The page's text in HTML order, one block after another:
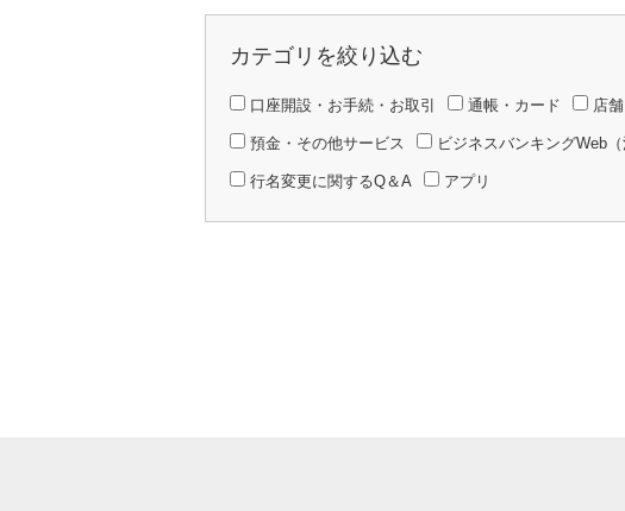
カテゴリを絞り込む
口座開設・お手続・お取引 通帳・カード 店
預金・その他サービス ビジネスバンキングWeb
行名変更に関するQ＆A アプリ